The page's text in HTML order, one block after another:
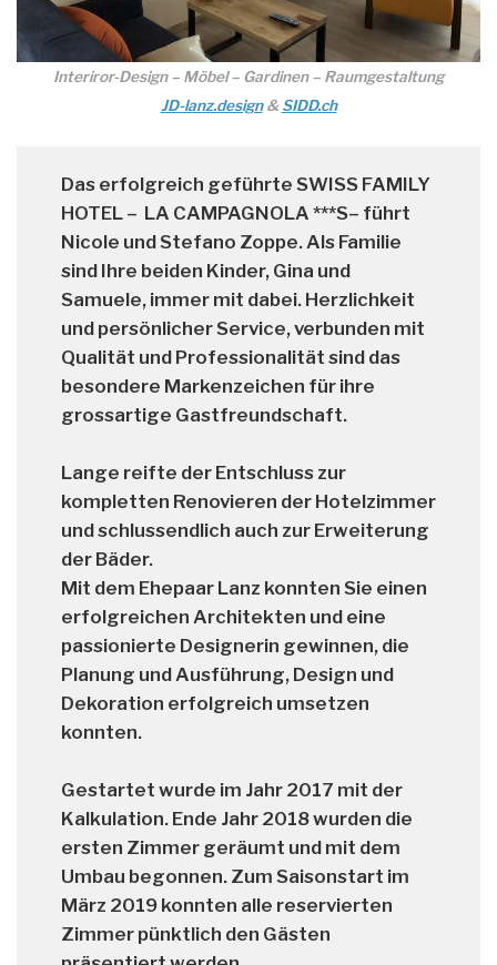
Interiror-Design – Möbel – Gardinen – Raumgestaltung
JD-lanz.design& SIDD.ch
Das erfolgreich geführte SWISS FAMILY
HOTEL – LA CAMPAGNOLA ***S– führt
Nicole und Stefano Zoppe. Als Familie
sind Ihre beiden Kinder, Gina und
Samuele, immer mit dabei. Herzlichkeit
und persönlicher Service, verbunden mit
Qualität und Professionalität sind das
besondere Markenzeichen für ihre
grossartige Gastfreundschaft.
Lange reifte der Entschluss zur
kompletten Renovieren der Hotelzimmer
und schlussendlich auch zur Erweiterung
der Bäder.
Mit dem Ehepaar Lanz konnten Sie einen
erfolgreichen Architekten und eine
passionierte Designerin gewinnen, die
Planung und Ausführung, Design und
Dekoration erfolgreich umsetzen
konnten.
Gestartet wurde im Jahr 2017 mit der
Kalkulation. Ende Jahr 2018 wurden die
ersten Zimmer geräumt und mit dem
Umbau begonnen. Zum Saisonstart im
März 2019 konnten alle reservierten
Zimmer pünktlich den Gästen